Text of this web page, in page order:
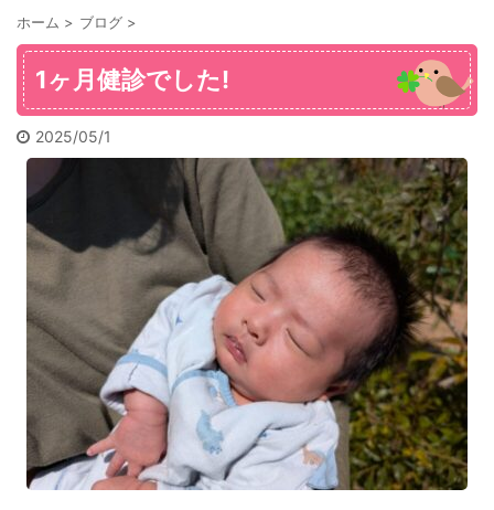
ホーム > ブログ >
1ヶ月健診でした!
2025/05/1